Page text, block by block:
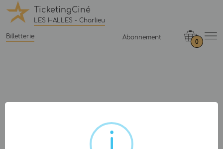
TicketingCiné
LES HALLES - Charlieu
Billetterie Abonnement
0